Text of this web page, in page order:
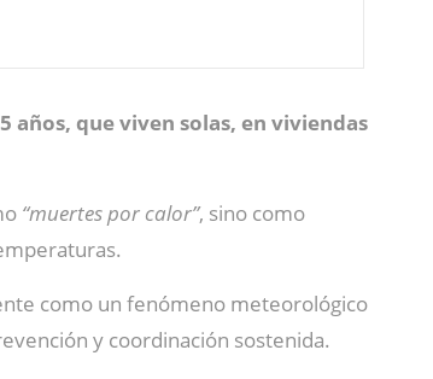
años, que viven solas, en viviendas
“muertes por calor”, sino como
como un fenómeno meteorológico
y coordinación sostenida.